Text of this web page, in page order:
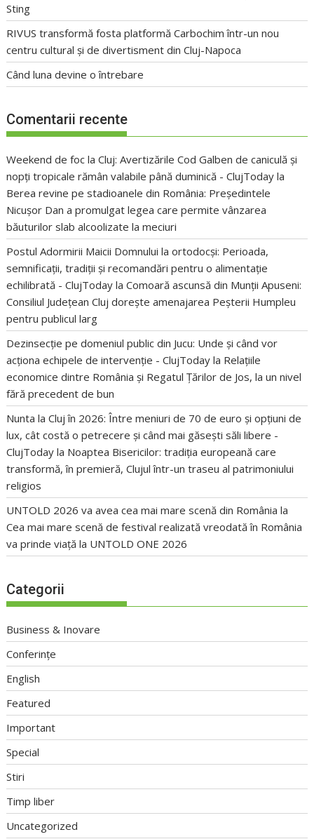
Sting
RIVUS transformă fosta platformă Carbochim într-un nou
centru cultural și de divertisment din Cluj-Napoca
Când luna devine o întrebare
Comentarii recente
Weekend de foc la Cluj: Avertizările Cod Galben de caniculă și
nopți tropicale rămân valabile până duminică - ClujToday la
Berea revine pe stadioanele din România: Președintele
Nicușor Dan a promulgat legea care permite vânzarea
băuturilor slab alcoolizate la meciuri
Postul Adormirii Maicii Domnului la ortodocși: Perioada,
semnificații, tradiții și recomandări pentru o alimentație
echilibrată - ClujToday laComoară ascunsă din Munții Apuseni:
Consiliul Județean Cluj dorește amenajarea Peșterii Humpleu
pentru publicul larg
Dezinsecție pe domeniul public din Jucu: Unde și când vor
acționa echipele de intervenție - ClujToday la Relațiile
economice dintre România și Regatul Țărilor de Jos, la un nivel
fără precedent de bun
Nunta la Cluj în 2026: Între meniuri de 70 de euro și opțiuni de
lux, cât costă o petrecere și când mai găsești săli libere -
ClujToday la Noaptea Bisericilor: tradiția europeană care
transformă, în premieră, Clujul într-un traseu al patrimoniului
religios
UNTOLD 2026 va avea cea mai mare scenă din România la
Cea mai mare scenă de festival realizată vreodată în România
va prinde viață la UNTOLD ONE 2026
Categorii
Business & Inovare
Conferințe
English
Featured
Important
Special
Stiri
Timp liber
Uncategorized